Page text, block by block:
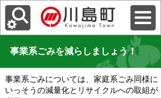
事業系ごみを減らしましょう！
事業系ごみについては、家庭系ごみ同様に
いっそうの減量化とリサイクルへの取組が